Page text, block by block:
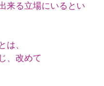
来る立場にいるとい
は、
、改めて